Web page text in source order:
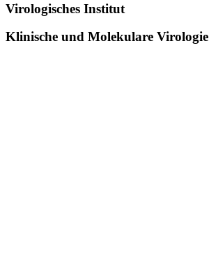
Virologisches Institut
Klinische und Molekulare Virologie